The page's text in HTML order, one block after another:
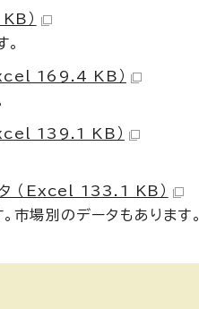
）
169.4 KB）
139.1 KB）
タ （Excel 133.1 KB）
市場別のデータもあります。